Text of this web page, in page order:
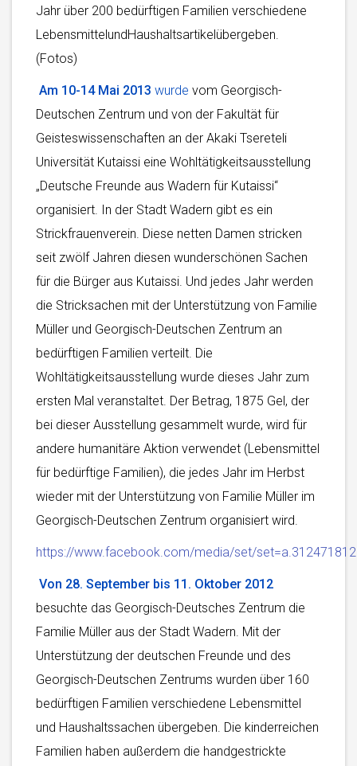
Jahr über 200 bedürftigen Familien verschiedene
LebensmittelundHaushaltsartikelübergeben.
(Fotos)
Am 10-14 Mai 2013 wurde vom Georgisch-
Deutschen Zentrum und von der Fakultät für
Geisteswissenschaften an der Akaki Tsereteli
Universität Kutaissi eine Wohltätigkeitsausstellung
„Deutsche Freunde aus Wadern für Kutaissi“
organisiert. In der Stadt Wadern gibt es ein
Strickfrauenverein. Diese netten Damen stricken
seit zwölf Jahren diesen wunderschönen Sachen
für die Bürger aus Kutaissi. Und jedes Jahr werden
die Stricksachen mit der Unterstützung von Familie
Müller und Georgisch-Deutschen Zentrum an
bedürftigen Familien verteilt. Die
Wohltätigkeitsausstellung wurde dieses Jahr zum
ersten Mal veranstaltet. Der Betrag, 1875 Gel, der
bei dieser Ausstellung gesammelt wurde, wird für
andere humanitäre Aktion verwendet (Lebensmittel
für bedürftige Familien), die jedes Jahr im Herbst
wieder mit der Unterstützung von Familie Müller im
Georgisch-Deutschen Zentrum organisiert wird.
https://www.facebook.com/media/set/
Von 28. September bis 11. Oktober 2012
besuchte das Georgisch-Deutsches Zentrum die
Familie Müller aus der Stadt Wadern. Mit der
Unterstützung der deutschen Freunde und des
Georgisch-Deutschen Zentrums wurden über 160
bedürftigen Familien verschiedene Lebensmittel
und Haushaltssachen übergeben. Die kinderreichen
Familien haben außerdem die handgestrickte